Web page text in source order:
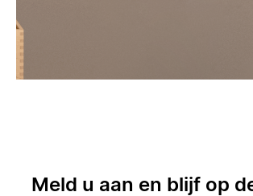
Meld u aan en blijf op